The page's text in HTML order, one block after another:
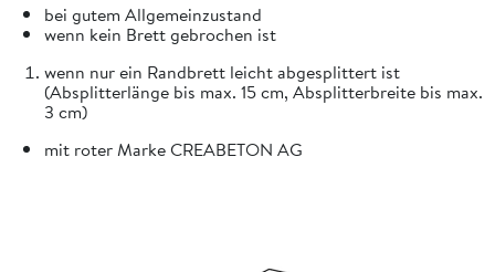
bei gutem Allgemeinzustand
wenn kein Brett gebrochen ist
wenn nur ein Randbrett leicht abgesplittert ist
(Absplitterlänge bis max. 15 cm, Absplitterbreite bis max.
3 cm)
mit roter Marke CREABETON AG